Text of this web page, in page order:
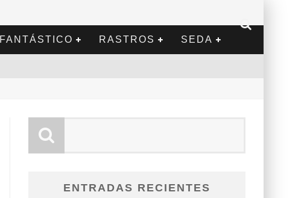
FANTÁSTICO RASTROS SEDA
ENTRADAS RECIENTES